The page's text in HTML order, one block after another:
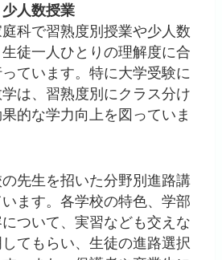
人数授業
科で習熟度別授業や少人数
徒一人ひとりの理解度に合
ています。特に大学受験に
は、習熟度別にクラス分け
的な学力向上を図っていま
先生を招いた分野別進路講
ます。各学校の特色、学部
ついて、実習なども交えな
てもらい、生徒の進路選択